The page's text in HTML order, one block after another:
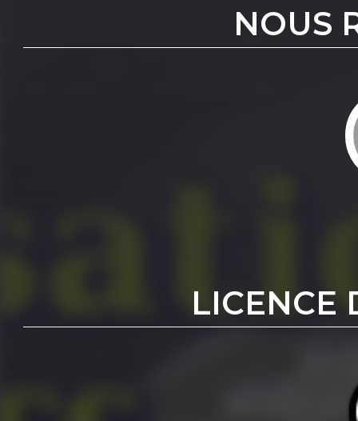
NOUS
LICENCE